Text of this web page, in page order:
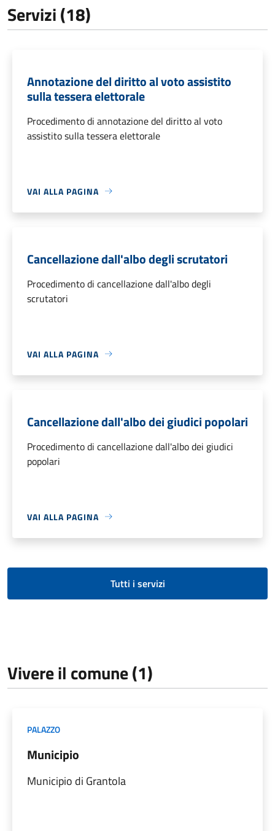
Servizi (18)
Annotazione del diritto al voto assistito
sulla tessera elettorale
Procedimento di annotazione del diritto al voto
assistito sulla tessera elettorale
VAI ALLA PAGINA
Cancellazione dall'albo degli scrutatori
Procedimento di cancellazione dall'albo degli
scrutatori
VAI ALLA PAGINA
Cancellazione dall'albo dei giudici popolari
Procedimento di cancellazione dall'albo dei giudici
popolari
VAI ALLA PAGINA
Tutti i servizi
Vivere il comune (1)
PALAZZO
Municipio
Municipio di Grantola